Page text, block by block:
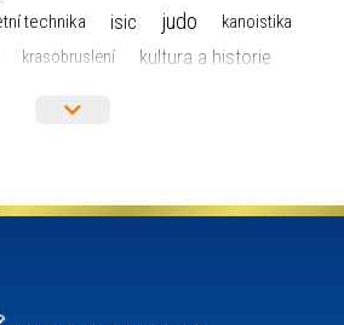
technika isic judo
kanoistika
krasobruslení
kultura a historie
mládeže organizace plavání